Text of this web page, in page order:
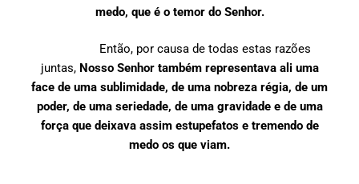
medo, que é o temor do Senhor.
Então, por causa de todas estas razões
juntas, Nosso Senhor também representava ali uma
face de uma sublimidade, de uma nobreza régia, de um
poder, de uma seriedade, de uma gravidade e de uma
força que deixava assim estupefatos e tremendo de
medo os que viam.